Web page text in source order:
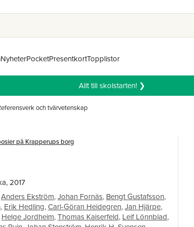
NyheterPocketPresentkortTopplistor
Allt till skolstarten! ❯
och tvärvetenskap
på Krapperups borg
2017
Anders Ekström,Johan Fornäs, Bengt Gustafsson,
, Erik Hedling,Carl-Göran Heidegren,Jan Hjärpe,
Helge Jordheim,Thomas Kaiserfeld, Leif Lönnblad,